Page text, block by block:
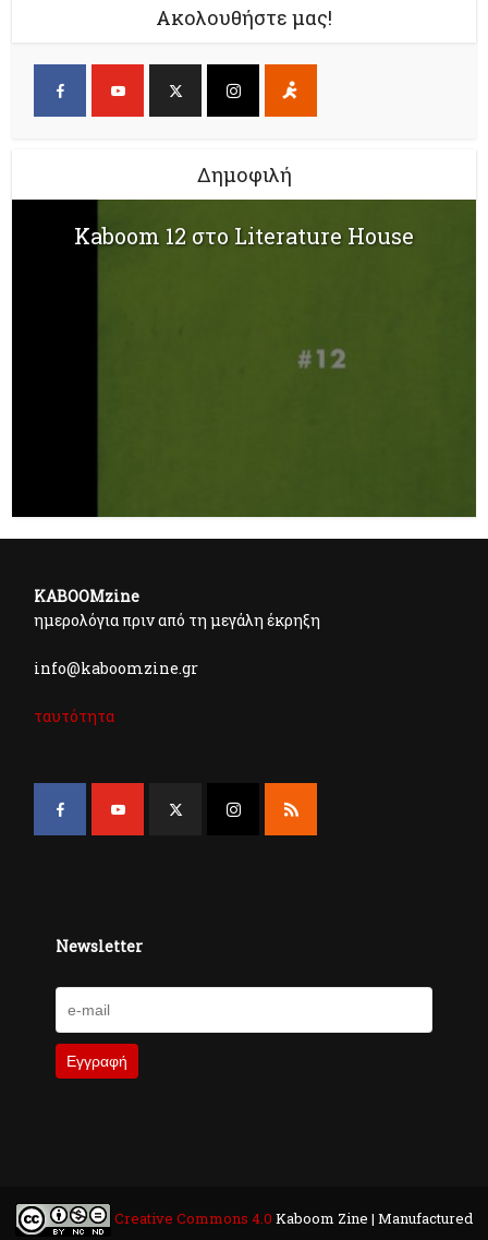
Ακολουθήστε μας!
Δημοφιλή
Kaboom 12 στο Literature House
KABOOMzine
ημερολόγια πριν από τη μεγάλη έκρηξη
info@kaboomzine.gr
ταυτότητα
Newsletter
Creative Commons 4.0 Kaboom Zine | Manufactured